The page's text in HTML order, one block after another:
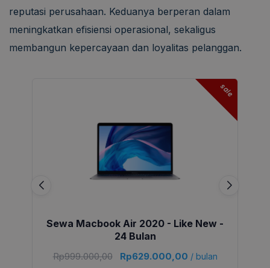
reputasi perusahaan. Keduanya berperan dalam
meningkatkan efisiensi operasional, sekaligus
membangun kepercayaan dan loyalitas pelanggan.
sale
Sewa Macbook Air 2020 - Like New -
24 Bulan
Rp999.000,00 Rp629.000,00 / bulan